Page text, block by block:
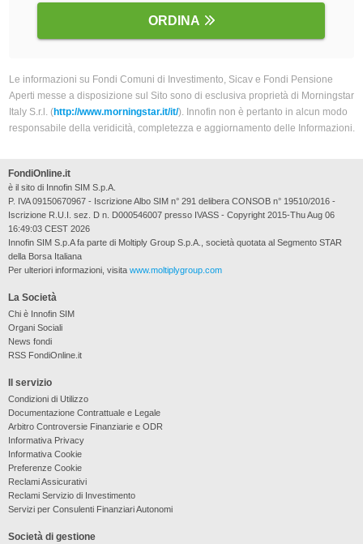
ORDINA
Le informazioni su Fondi Comuni di Investimento, Sicav e Fondi Pensione
Aperti messe a disposizione sul Sito sono di esclusiva proprietà di Morningstar
Italy S.r.l. (http://www.morningstar.it/it/). Innofin non è pertanto in alcun modo
responsabile della veridicità, completezza e aggiornamento delle Informazioni.
La Società
Chi è Innofin SIM
Organi Sociali
News fondi
RSS FondiOnline.it
Il servizio
Condizioni di Utilizzo
Documentazione Contrattuale e Legale
Arbitro Controversie Finanziarie e ODR
Informativa Privacy
Informativa Cookie
Preferenze Cookie
Reclami Assicurativi
Reclami Servizio di Investimento
Servizi per Consulenti Finanziari Autonomi
Società di gestione
FondiOnline.it
è il sito di Innofin SIM S.p.A.
P. IVA 09150670967 - Iscrizione Albo SIM n° 291 delibera CONSOB n° 19510/2016 -
Iscrizione R.U.I. sez. D n. D000546007 presso IVASS - Copyright 2015-Thu Aug 06
16:49:03 CEST 2026
Innofin SIM S.p.A fa parte di Moltiply Group S.p.A., società quotata al Segmento STAR
della Borsa Italiana
Per ulteriori informazioni, visita www.moltiplygroup.com